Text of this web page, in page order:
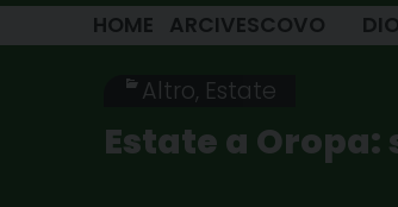
HOME ARCIVESCOVO
Altro, Estate
Estate a